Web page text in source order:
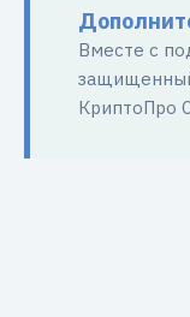
Вместе с
КриптоПро